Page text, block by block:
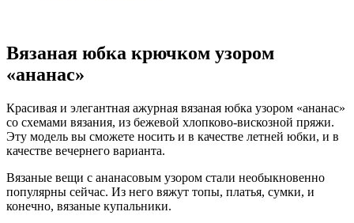
Вязаная юбка крючком узором
«ананас»
Красивая и элегантная ажурная вязаная юбка узором «ананас»
со схемами вязания, из бежевой хлопково-вискозной пряжи.
Эту модель вы сможете носить и в качестве летней юбки, и в
качестве вечернего варианта.
Вязаные вещи с ананасовым узором стали необыкновенно
популярны сейчас. Из него вяжут топы, платья, сумки, и
конечно, вязаные купальники.